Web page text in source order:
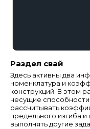
Раздел свай
Здесь активны два
номенклатура и
конструкций. В этом
несущие
рассчитывать
предельного изгиба
выполнять другие